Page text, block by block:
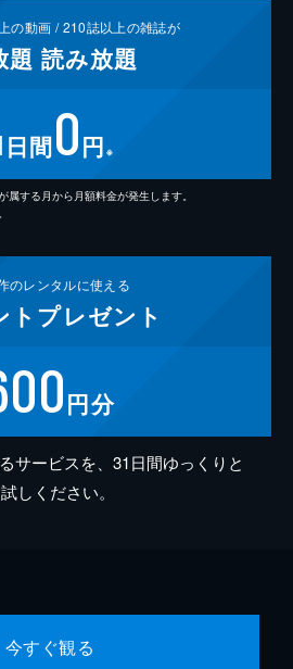
の動画 /210誌以上の雑誌が
題 読み放題
日間0円 ※
する月から月額料金が発生します。
のレンタルに使える
ト プレゼント
円分
サービスを、31日間ゆっくりと
しください。
今すぐ観る